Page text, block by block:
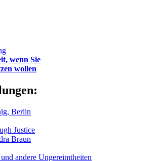
wenn Sie
wollen
Berlin
Justice
Braun
andere Ungereimtheiten